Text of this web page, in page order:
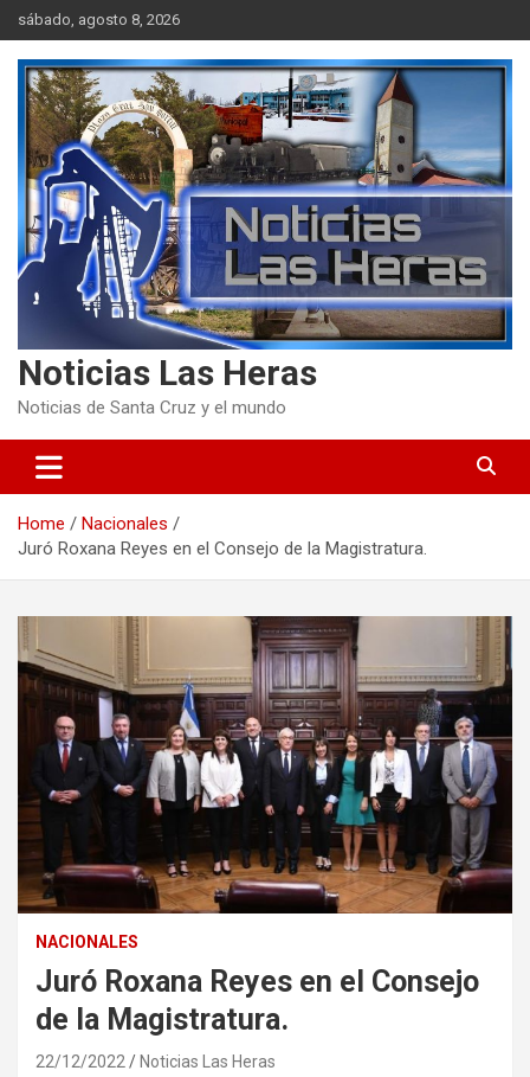
Skip
to
content
sábado, agosto 8, 2026
Noticias Las Heras
Noticias de Santa Cruz y el mundo
Home
Nacionales
Juró Roxana Reyes en el Consejo de la Magistratura.
NACIONALES
Juró Roxana Reyes en el Consejo
de la Magistratura.
22/12/2022 Noticias Las Heras